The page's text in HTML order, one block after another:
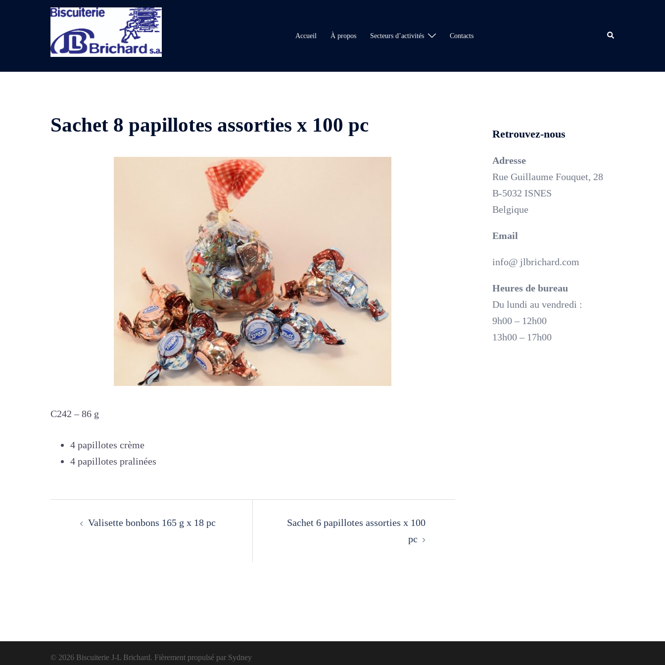
Accueil À propos Secteurs d’activités Contacts Rechercher
Sachet 8 papillotes assorties x 100 pc
C242 – 86 g
4 papillotes crème
4 papillotes pralinées
Valisette bonbons 165 g x 18 pc
Sachet 6 papillotes assorties x 100
pc
Retrouvez-nous
Adresse
Rue Guillaume Fouquet, 28
B-5032 ISNES
Belgique
Email
info@ jlbrichard.com
Heures de bureau
Du lundi au vendredi :
9h00 – 12h00
13h00 – 17h00
© 2026 Biscuiterie J-L Brichard. Fièrement propulsé par Sydney